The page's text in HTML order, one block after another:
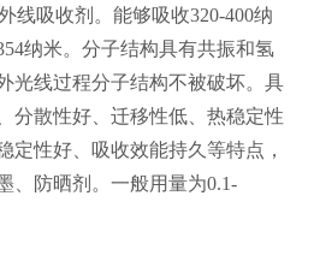
线吸收剂。能够吸收320-400纳
纳米。分子结构具有共振和氢
光线过程分子结构不被破坏。具
分散性好、迁移性低、热稳定性
定性好、吸收效能持久等特点，
、防晒剂。一般用量为0.1-